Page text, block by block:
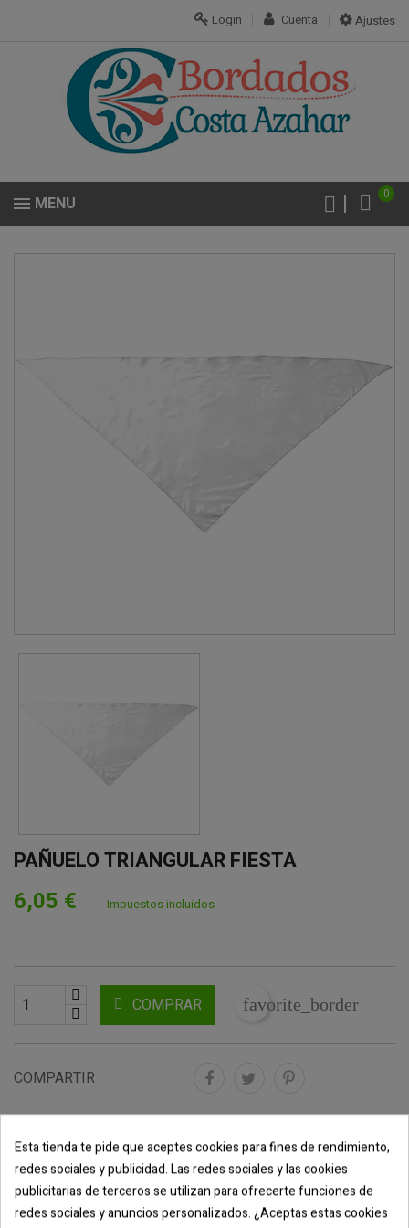
Ajustes
Cuenta
Login
0
MENU
PAÑUELO TRIANGULAR FIESTA
6,05 € Impuestos incluidos
COMPRAR favorite_border
COMPARTIR
DESCRIPCIÓN
DETALLES DEL PRODUCTO
Esta tienda te pide que aceptes cookies para fines de rendimiento,
redes sociales y publicidad. Las redes sociales y las cookies
publicitarias de terceros se utilizan para ofrecerte funciones de
redes sociales y anuncios personalizados. ¿Aceptas estas cookies